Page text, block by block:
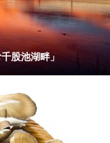
股池湖畔」